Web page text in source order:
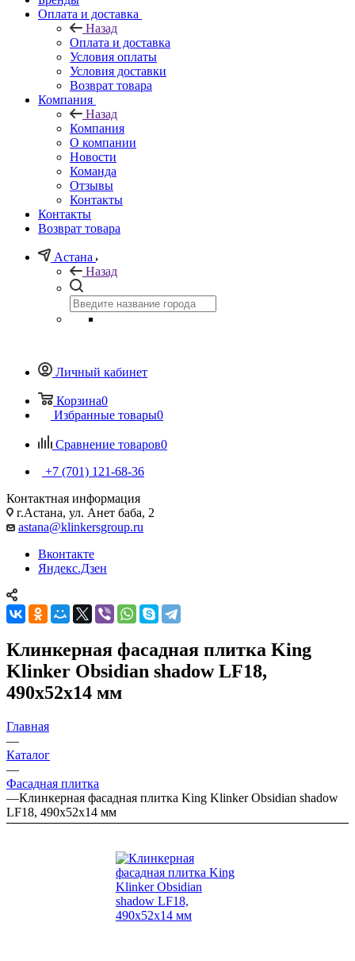
Оплата и доставка
Назад
Оплата и доставка
Условия оплаты
Условия доставки
Возврат товара
Компания
Назад
Компания
О компании
Новости
Команда
Отзывы
Контакты
Контакты
Возврат товара
Астана
Назад
Личный кабинет
Корзина0
Избранные товары0
Сравнение товаров0
+7 (701) 121-68-36
Контактная информация
г.Астана, ул. Анет баба, 2
astana@klinkersgroup.ru
Вконтакте
Яндекс.Дзен
Клинкерная фасадная плитка King
Klinker Obsidian shadow LF18,
490х52х14 мм
Главная
—
Каталог
—
Фасадная плитка
—Клинкерная фасадная плитка King Klinker Obsidian shadow
LF18, 490х52х14 мм